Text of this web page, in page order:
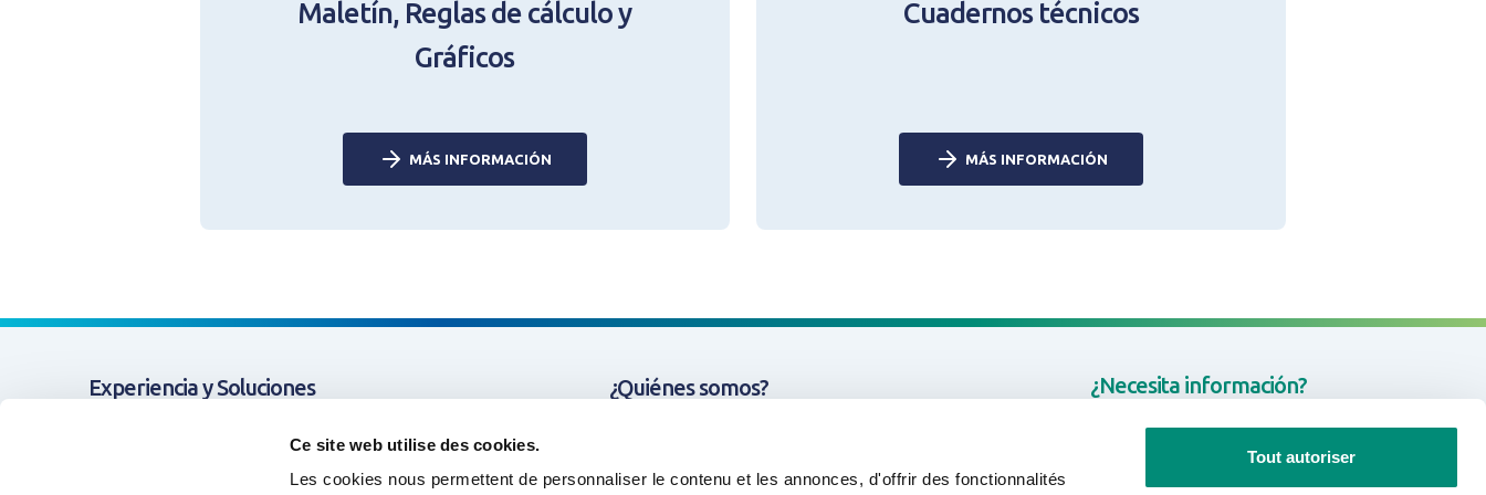
Ce site web utilise des cookies.
Les cookies nous permettent de personnaliser le contenu et les annonces, d'offrir des fonctionnalités
Tout autoriser
Maletín, Reglas de cálculo y
Gráficos
MÁS INFORMACIÓN
Cuadernos técnicos
MÁS INFORMACIÓN
Experiencia y Soluciones
Formación & Competencias
¿Quiénes somos? ¿Necesita información?
Rester connecté(e) Mot de passe oublié ?